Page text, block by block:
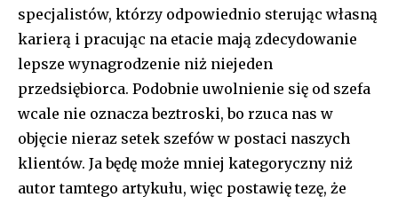
specjalistów, którzy odpowiednio sterując własną
karierą i pracując na etacie mają zdecydowanie
lepsze wynagrodzenie niż niejeden
przedsiębiorca. Podobnie uwolnienie się od szefa
wcale nie oznacza beztroski, bo rzuca nas w
objęcie nieraz setek szefów w postaci naszych
klientów. Ja będę może mniej kategoryczny niż
autor tamtego artykułu, więc postawię tezę, że